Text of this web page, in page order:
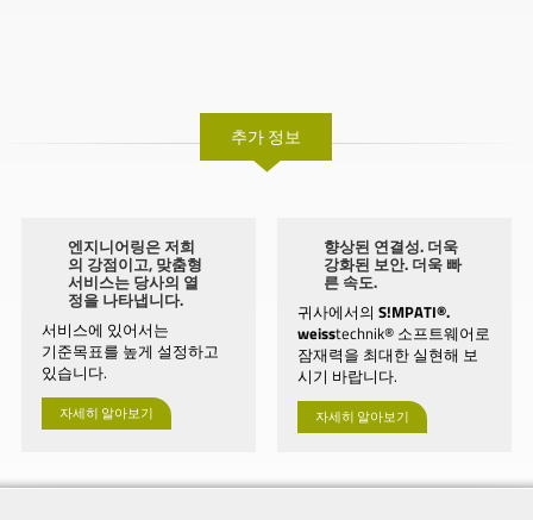
추가 정보
엔지니어링은 저희
의 강점이고, 맞춤형
서비스는 당사의 열
정을 나타냅니다.
서비스에 있어서는
기준목표를 높게 설정하고
있습니다.
자세히 알아보기
향상된 연결성. 더욱
강화된 보안. 더욱 빠
른 속도.
귀사에서의 S!MPATI®.
weisstechnik® 소프트웨어로
잠재력을 최대한 실현해 보
시기 바랍니다.
자세히 알아보기